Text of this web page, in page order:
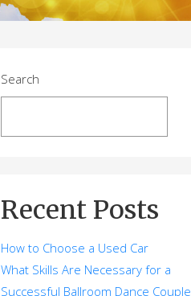
Search
Recent Posts
How to Choose a Used Car
What Skills Are Necessary for a
Successful Ballroom Dance Couple